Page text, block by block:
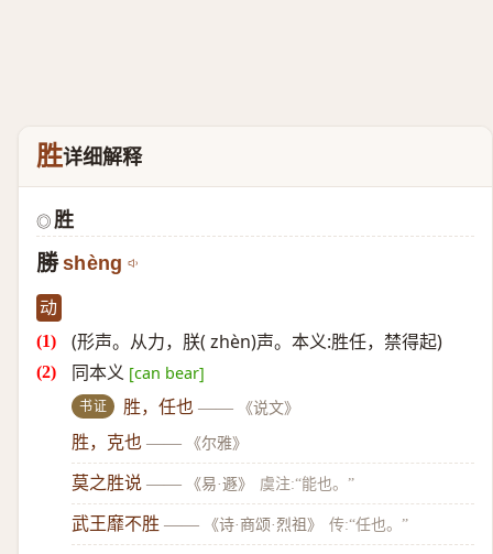
胜详细解释
◎ 胜
勝 shèng
动
(形声。从力，朕( zhèn)声。本义:胜任，禁得起)
同本义 [can bear]
书证 胜，任也 —— 《说文》
胜，克也 —— 《尔雅》
莫之胜说 —— 《易·遯》 虞注:“能也。”
武王靡不胜 —— 《诗·商颂·烈祖》 传:“任也。”